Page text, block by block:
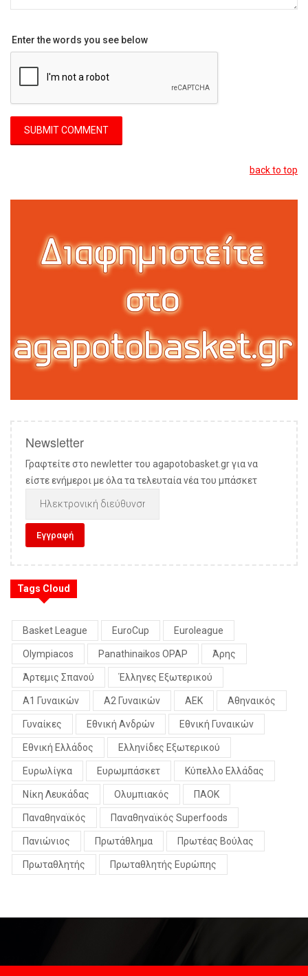
Enter the words you see below
back to top
Newsletter
Γραφτείτε στο newletter του agapotobasket.gr για να
είστε ενήμεροι με όλα τα τελευταία νέα του μπάσκετ
Tags Cloud
Basket League EuroCup Euroleague
Olympiacos Panathinaikos OPAP Άρης
Άρτεμις Σπανού Έλληνες Εξωτερικού
Α1 Γυναικών Α2 Γυναικών ΑΕΚ Αθηναικός
Γυναίκες Εθνική Ανδρών Εθνική Γυναικών
Εθνική Ελλάδος Ελληνίδες Εξωτερικού
Ευρωλίγκα Ευρωμπάσκετ Κύπελλο Ελλάδας
Νίκη Λευκάδας Ολυμπιακός ΠΑΟΚ
Παναθηναϊκός Παναθηναϊκός Superfoods
Πανιώνιος Πρωτάθλημα Πρωτέας Βούλας
Πρωταθλητής Πρωταθλητής Ευρώπης